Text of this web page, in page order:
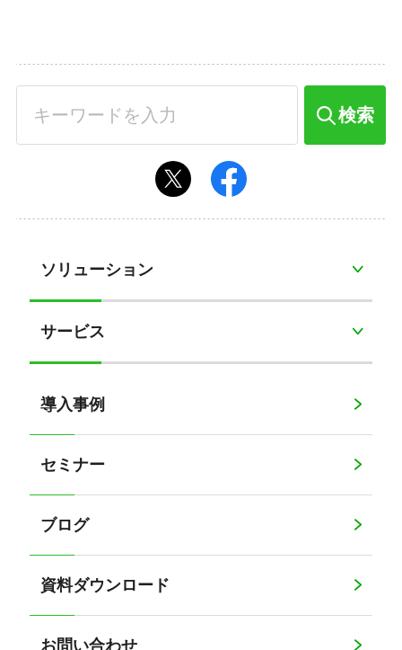
検索
ソリューション
サービス
導入事例
セミナー
ブログ
資料ダウンロード
お問い合わせ